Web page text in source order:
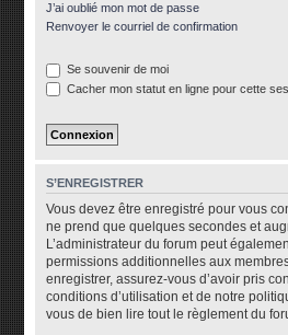
J’ai oublié mon mot de passe
Renvoyer le courriel de confirmation
Se souvenir de moi
Cacher mon statut en ligne pour cette
S’ENREGISTRER
Vous devez être enregistré pour vous
ne prend que quelques secondes et
L’administrateur du forum peut
permissions additionnelles aux
enregistrer, assurez-vous d’avoir pris
conditions d’utilisation et de notre
vous de bien lire tout le règlement du